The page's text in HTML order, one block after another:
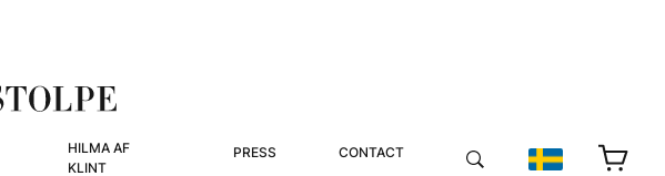
HILMA AF
KLINT
PRESS CONTACT